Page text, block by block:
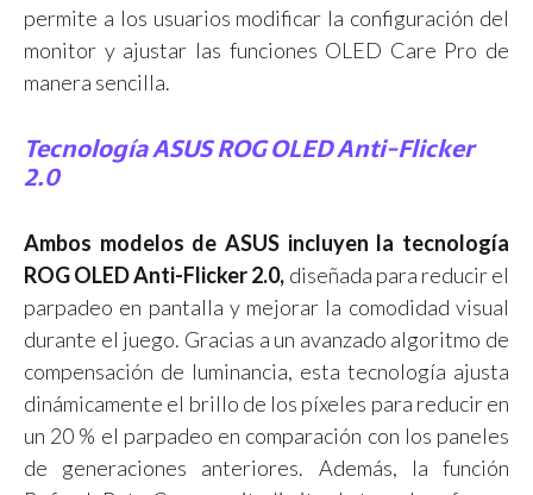
permite a los usuarios modificar la configuración del
monitor y ajustar las funciones OLED Care Pro de
manera sencilla.
Tecnología ASUS ROG OLED Anti-Flicker
2.0
Ambos modelos de ASUS incluyen la tecnología
ROG OLED Anti-Flicker 2.0, diseñada para reducir el
parpadeo en pantalla y mejorar la comodidad visual
durante el juego. Gracias a un avanzado algoritmo de
compensación de luminancia, esta tecnología ajusta
dinámicamente el brillo de los píxeles para reducir en
un 20 % el parpadeo en comparación con los paneles
de generaciones anteriores. Además, la función